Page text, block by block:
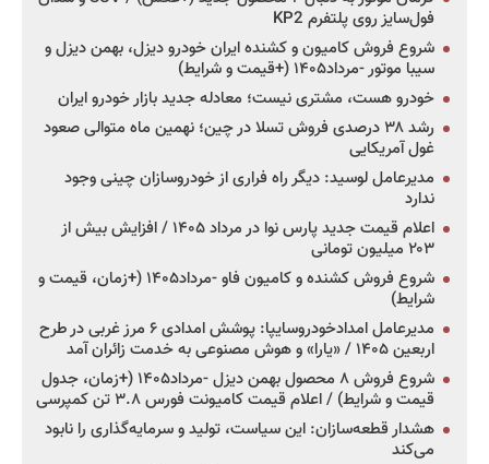
فول‌سایز روی پلتفرم KP2
شروع فروش کامیون و کشنده ایران خودرو دیزل، بهمن دیزل و
سیبا موتور -مرداد۱۴۰۵ (+قیمت و شرایط)
خودرو هست، مشتری نیست؛ معادله جدید بازار خودرو ایران
رشد ۳۸ درصدی فروش تسلا در چین؛ نهمین ماه متوالی صعود
غول آمریکایی
مدیرعامل لوسید: دیگر راه فراری از خودروسازان چینی وجود
ندارد
اعلام قیمت جدید پارس نوا در مرداد ۱۴۰۵ / افزایش بیش از
۲۰۳ میلیون تومانی
شروع فروش کشنده و کامیون فاو -مرداد۱۴۰۵ (+زمان، قیمت و
شرایط)
مدیرعامل امدادخودروسایپا: پوشش امدادی ۶ مرز غربی در طرح
اربعین ۱۴۰۵ / «یارا» و هوش مصنوعی به خدمت زائران آمد
شروع فروش ۸ محصول بهمن دیزل -مرداد۱۴۰۵ (+زمان، جدول
قیمت و شرایط) / اعلام قیمت کامیونت فورس ۳.۸ تن کمپرسی
هشدار قطعه‌سازان: این سیاست، تولید و سرمایه‌گذاری را نابود
می‌کند